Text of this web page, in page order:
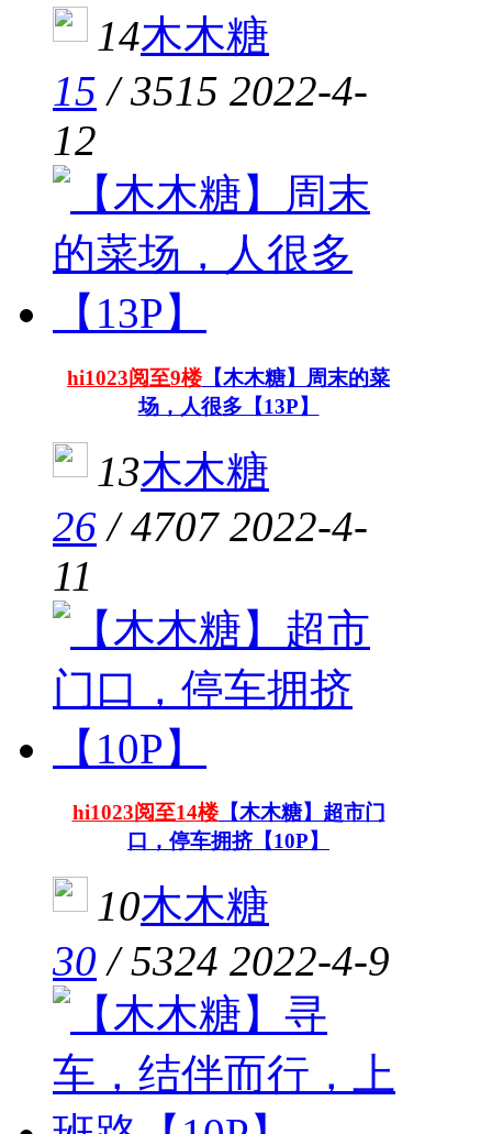
14木木糖
15 /3515 2022-4-
12
hi1023阅至9楼【木木糖】周末的菜
场，人很多【13P】
13木木糖
26 /4707 2022-4-
11
hi1023阅至14楼【木木糖】超市门
口，停车拥挤【10P】
10木木糖
30 /5324 2022-4-9